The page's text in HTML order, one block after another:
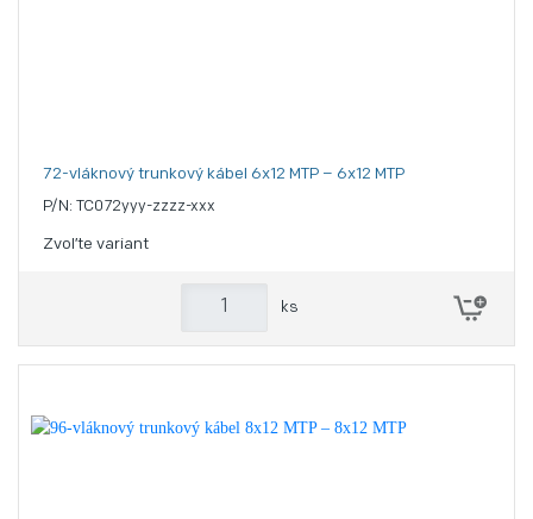
72-vláknový trunkový kábel 6x12 MTP – 6x12 MTP
P/N: TC072yyy-zzzz-xxx
Zvoľte variant
ks